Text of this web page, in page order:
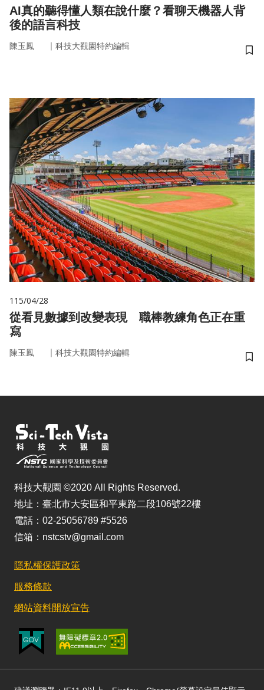
AI真的聽得懂人類在說什麼？看聊天機器人背
後的語言科技
陳玉鳳 ｜ 科技大觀園特約編輯
儲
115/04/28
從看見數據到改變表現 職棒教練角色正在重
寫
陳玉鳳 ｜ 科技大觀園特約編輯
儲
科技大觀園 ©2020 All Rights Reserved.
地址：臺北市大安區和平東路二段106號22樓
電話：02-25056789 #5526
信箱：nstcstv@gmail.com
隱私權保護政策
服務條款
網站資料開放宣告